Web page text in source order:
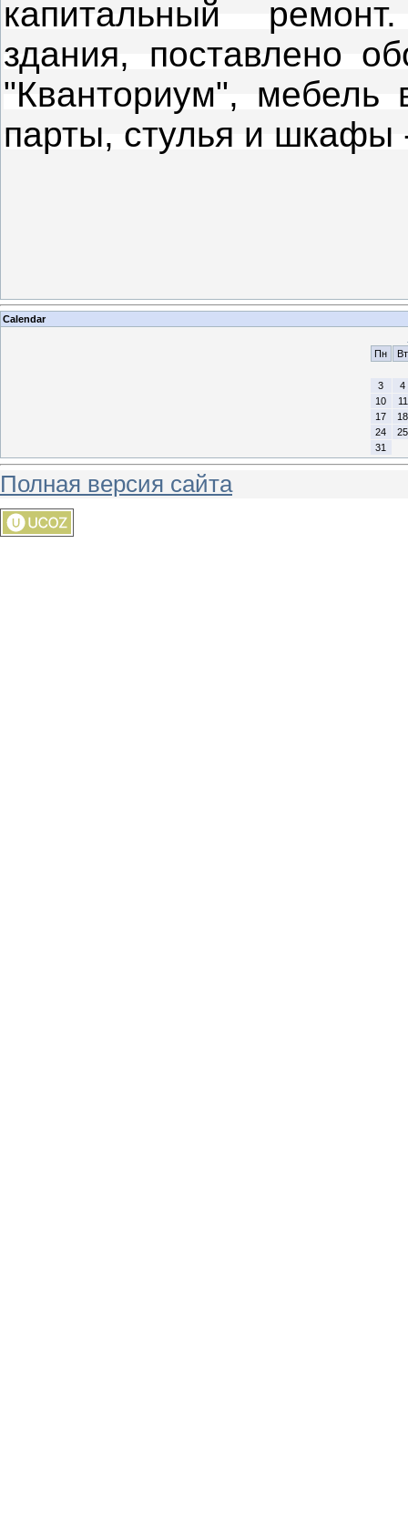
капитальный
здания, поставлено
"Кванториум", мебель
парты, стулья и шкафы
Calendar
Пн
Вт
3
4
10
11
17
18
24
25
31
Полная версия сайта